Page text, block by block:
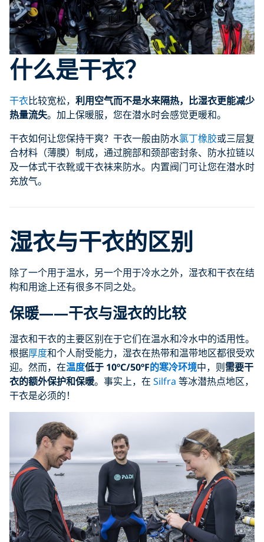
什么是干衣？
干衣比较宽松， 利用空气而不是水来隔热，比湿衣更能减少
热量流失。加上保暖服，您在潜水时会感觉更暖和。
干衣如何让您保持干爽？干衣一般由防水氯丁橡胶或三层复
合材料（薄膜）制成，通过腕部和颈部密封条、防水拉链以
及一体式干衣靴或干衣袜来防水。内置阀门可让您在潜水时
充放气。
湿衣与干衣的区别
除了一个用于温水，另一个用于冷水之外，湿衣和干衣在结
构和用途上还有很多不同之处。
保暖——干衣与湿衣的比较
湿衣和干衣的主要区别在于它们在温水和冷水中的适用性。
根据厚度和个人耐受能力，湿衣在热带和温带地区都很受欢
迎。然而，在温度低于 10ºC/50ºF的寒冷环境中，则需要干
衣的额外保护和保暖。事实上，在 Silfra 等冰潜热点地区，
干衣是必须的！